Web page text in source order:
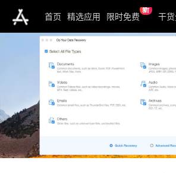
首页 精选应用 限时免费
新
干